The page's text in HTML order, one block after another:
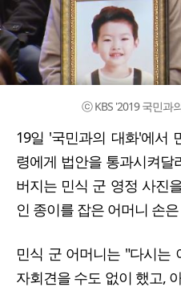
ⓒ KBS '2019 국민과
19일 '국민과의 대화'에서
령에게 법안을 통과시켜
버지는 민식 군 영정 사진
인 종이를 잡은 어머니 손
민식 군 어머니는 "다시는
자회견을 수도 없이 했고,